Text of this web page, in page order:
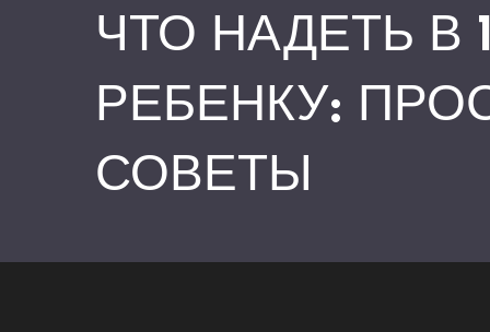
ЧТО НАДЕТЬ В
РЕБЕНКУ:
СОВЕТЫ